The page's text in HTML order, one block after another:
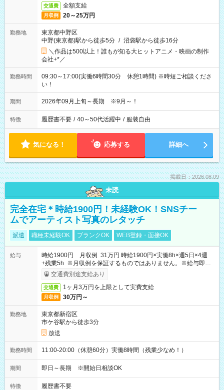
交通費 全額支給
月収例 20～25万円
勤務地
東京都中野区
中野(東京都)駅から徒歩5分 / 沼袋駅から徒歩16分
＼作品は500以上！誰もが知る大ヒットアニメ・映画の制作
会社+*／
勤務時間
09:30～17:00(実働6時間30分 休憩1時間) ※時短ご相談くださ
い！
期間 2026年09月上旬～長期 ※9月～！
特徴 履歴書不要 / 40～50代活躍中 / 服装自由
気になる！ 応募する 詳細へ
掲載日：2026.08.09
未読
完全在宅＊時給1900円！未経験OK！SNSチー
ムでアーティスト写真のレタッチ
派遣 職種未経験OK ブランクOK WEB登録・面接OK
給与
時給1900円 月収例 31万円 時給1900円×実働8h×週5日×4週
+残業5h ※月収例を保証するものではありません。※給与即受
取りサービス利用可（利用条件有）
交通費別途支給あり
交通費 1ヶ月3万円を上限として実費支給
月収例 30万円～
勤務地
東京都新宿区
市ケ谷駅から徒歩3分
放送
勤務時間 11:00-20:00（休憩60分）実働8時間（残業少なめ！）
期間 即日～長期 ※開始日相談OK
特徴 履歴書不要